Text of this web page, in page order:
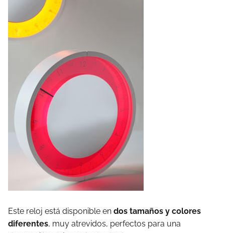
Este reloj está disponible en dos tamaños y colores
diferentes, muy atrevidos, perfectos para una